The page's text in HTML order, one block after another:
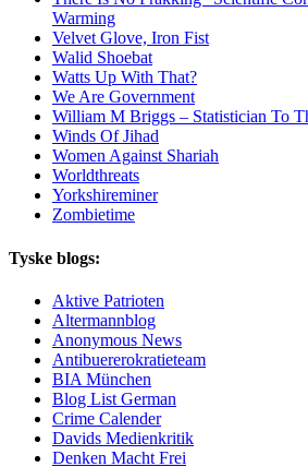
Warming
Velvet Glove, Iron Fist
Walid Shoebat
Watts Up With That?
We Are Government
William M Briggs – Statistician To
Winds Of Jihad
Women Against Shariah
Worldthreats
Yorkshireminer
Zombietime
Tyske blogs:
Aktive Patrioten
Altermannblog
Anonymous News
Antibuererokratieteam
BIA München
Blog List German
Crime Calender
Davids Medienkritik
Denken Macht Frei